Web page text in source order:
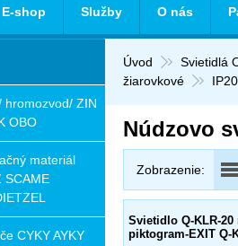
Úvod Svietidlá
žiarovkové
Núdzovo
Zobrazenie:
Svietidlo Q-KLR-20
piktogram-EXIT Q-
hromozvod/ ZIN
OBO
materiál
SCAME
CYKY AYKY
E-shop Služby O nás